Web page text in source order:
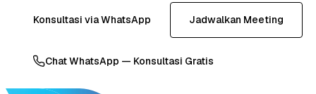
Konsultasi via WhatsApp Jadwalkan Meeting
Chat WhatsApp — Konsultasi Gratis